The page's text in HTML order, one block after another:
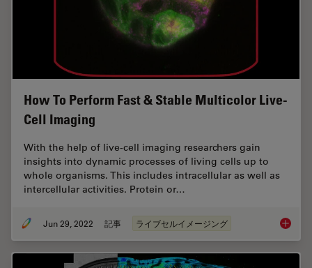
How To Perform Fast & Stable Multicolor Live-
Cell Imaging
With the help of live-cell imaging researchers gain
insights into dynamic processes of living cells up to
whole organisms. This includes intracellular as well as
intercellular activities. Protein or…
Jun 29, 2022 記事 ライブセルイメージング How